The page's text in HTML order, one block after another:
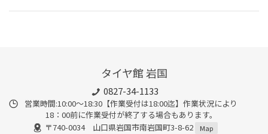
タイヤ館 岩国
0827-34-1133
営業時間:10:00〜18:30【作業受付は18:00迄】作業状況により
18：00前に作業受付が終了する場合もあります。
〒740-0034 山口県岩国市南岩国町3-8-62
Map